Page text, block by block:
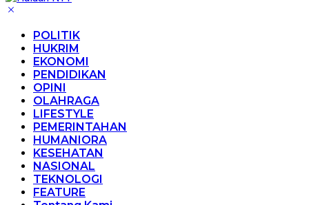
POLITIK
HUKRIM
EKONOMI
PENDIDIKAN
OPINI
OLAHRAGA
LIFESTYLE
PEMERINTAHAN
HUMANIORA
KESEHATAN
NASIONAL
TEKNOLOGI
FEATURE